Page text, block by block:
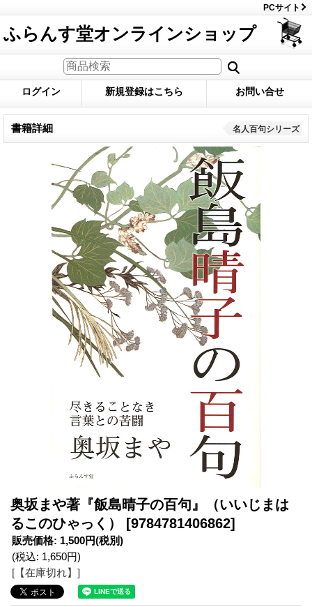
PCサイト
ふらんす堂オンラインショップ
ログイン 新規登録はこちら お問い合せ
書籍詳細 名人百句シリーズ
奥坂まや著『飯島晴子の百句』（いいじまは
るこのひゃっく）
[9784781406862]
販売価格: 1,500円(税別)
(税込: 1,650円)
[【在庫切れ】]